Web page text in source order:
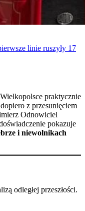
linie ruszyły 17
praktycznie
z przesunięciem
Odnowiciel
pokazuje
i niewolnikach
odległej przeszłości.